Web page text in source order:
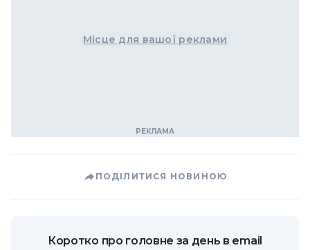
Місце для вашої реклами
ПОДІЛИТИСЯ НОВИНОЮ
Коротко про головне за день в email